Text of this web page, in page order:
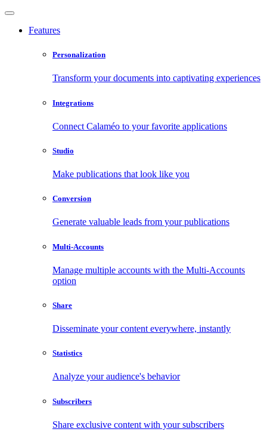
Features
Personalization
Transform your documents into captivating experiences
Integrations
Connect Calaméo to your favorite applications
Studio
Make publications that look like you
Conversion
Generate valuable leads from your publications
Multi-Accounts
Manage multiple accounts with the Multi-Accounts
option
Share
Disseminate your content everywhere, instantly
Statistics
Analyze your audience's behavior
Subscribers
Share exclusive content with your subscribers